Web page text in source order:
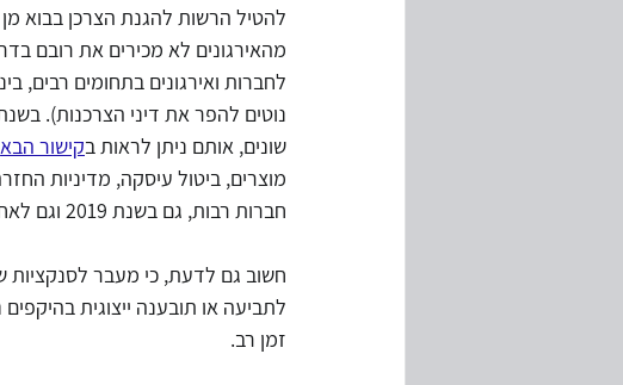
ביקורת מערכות מידע
משבר קורונה
להטיל הרשות להגנת הצרכן בבוא מן
מהאירגונים לא מכירים את רובם
לחברות ואירגונים בתחומים רבים,
שונים, אותם ניתן לראות בקישור הבא
מוצרים, ביטול עיסקה, מדיניות
חברות רבות, גם בשנת 2019 וגם לאחריה.
חשוב גם לדעת, כי מעבר לסנקציות
לתביעה או תובענה ייצוגית
זמן רב.